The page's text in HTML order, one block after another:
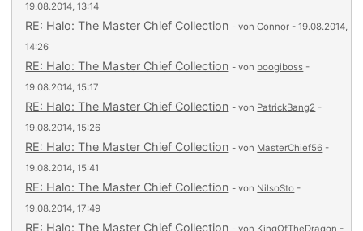
19.08.2014, 13:14
RE: Halo: The Master Chief Collection - vonConnor - 19.08.2014,
14:26
RE: Halo: The Master Chief Collection - von boogiboss -
19.08.2014, 15:17
RE: Halo: The Master Chief Collection - von PatrickBang2 -
19.08.2014, 15:26
RE: Halo: The Master Chief Collection - von MasterChief56 -
19.08.2014, 15:41
RE: Halo: The Master Chief Collection - von NilsoSto -
19.08.2014, 17:49
RE: Halo: The Master Chief Collection